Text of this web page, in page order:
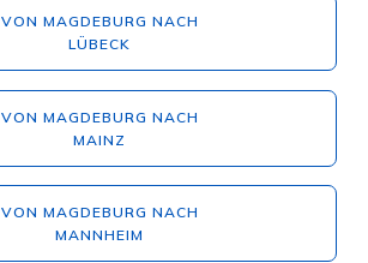
VON MAGDEBURG NACH
LÜBECK
VON MAGDEBURG NACH
MAINZ
VON MAGDEBURG NACH
MANNHEIM